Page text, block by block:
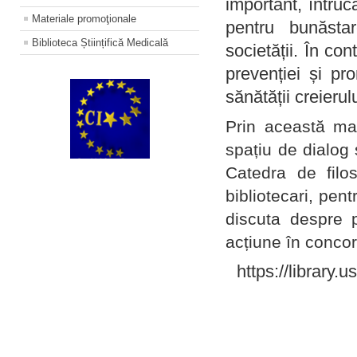
Materiale promoţionale
Biblioteca Științifică Medicală
important,
pentru
societății. În
prevenției și
sănătății
Prin această
spațiu de dialog
Catedra de
bibliotecari,
discuta despre
acțiune în
https://